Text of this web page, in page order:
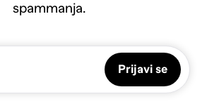
spammanja.
Prijavi se